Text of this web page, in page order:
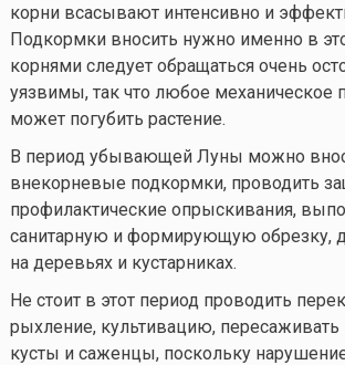
корни всасывают интенсивно и
Подкормки вносить нужно именно в
корнями следует обращаться очень
уязвимы, так что любое механическое
может погубить растение.
В период убывающей Луны можно
внекорневые подкормки, проводить
профилактические опрыскивания,
санитарную и формирующую обрезку,
на деревьях и кустарниках.
Не стоит в этот период проводить
рыхление, культивацию, пересаживать
кусты и саженцы, поскольку